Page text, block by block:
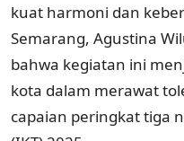
kuat harmoni dan
Semarang, Agustina
bahwa kegiatan ini
kota dalam merawat
capaian peringkat tiga